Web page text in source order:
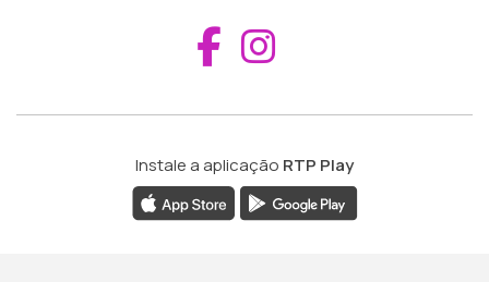
Aceder ao
Instale a aplicação RTP Play